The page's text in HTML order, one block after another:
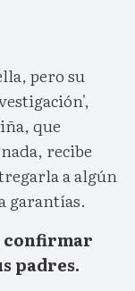
pero su
que
recibe
a algún
garantías.
confirmar
padres.